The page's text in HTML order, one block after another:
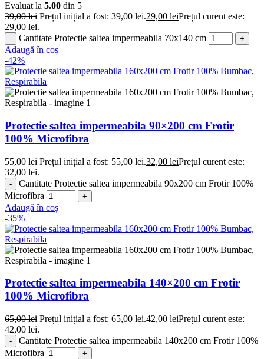
Evaluat la 5.00 din 5
39,00lei Prețul inițial a fost: 39,00 lei.29,00 leiPrețul curent este:
29,00 lei.
Cantitate Protectie saltea impermeabila 70x140 cm
Adaugă în coș
-42%
Protectie saltea impermeabila 90×200 cm Frotir
100% Microfibra
55,00lei Prețul inițial a fost: 55,00 lei.32,00 leiPrețul curent este:
32,00 lei.
Cantitate Protectie saltea impermeabila 90x200 cm Frotir 100%
Microfibra
Adaugă în coș
-35%
Protectie saltea impermeabila 140×200 cm Frotir
100% Microfibra
65,00lei Prețul inițial a fost: 65,00 lei.42,00 leiPrețul curent este:
42,00 lei.
Cantitate Protectie saltea impermeabila 140x200 cm Frotir 100%
Microfibra